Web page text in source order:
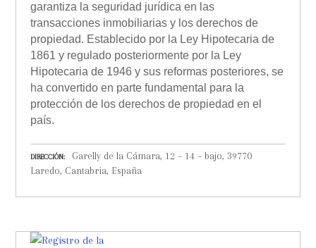
garantiza la seguridad jurídica en las
transacciones inmobiliarias y los derechos de
propiedad. Establecido por la Ley Hipotecaria de
1861 y regulado posteriormente por la Ley
Hipotecaria de 1946 y sus reformas posteriores, se
ha convertido en parte fundamental para la
protección de los derechos de propiedad en el
país.
DIRECCIÓN
Garelly de la Cámara, 12 – 14 – bajo, 39770
Laredo, Cantabria, España